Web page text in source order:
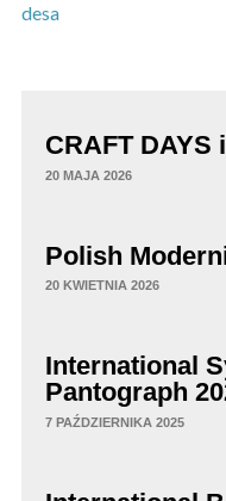
desa
CRAFT DAYS
20 MAJA 2026
Polish
20 KWIETNIA 2026
International
Pantograph
7 PAŹDZIERNIKA 2025